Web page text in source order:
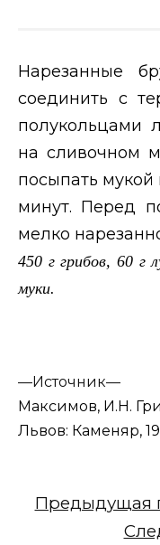
Нарезанные
соединить с
полукольцами
на сливочном
посыпать
минут. Перед
мелко
450 г грибов, 60 г
муки.
—Источник—
Максимов, И.Н.
Львов: Каменяр,
Предыдущая